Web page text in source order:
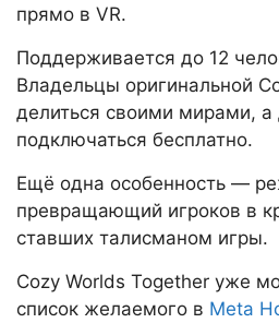
прямо в VR.
Поддерживается до 12
Владельцы оригинальной
делиться своими мирами,
подключаться бесплатно.
Ещё одна особенность —
превращающий игроков в
ставших талисманом игры.
Cozy Worlds Together уже
список желаемого в Meta